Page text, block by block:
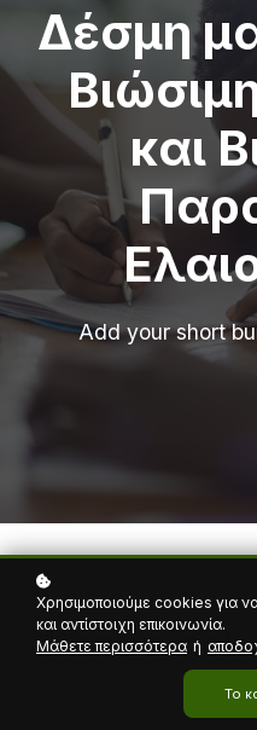
Δέσμη
και
Add your short
What's
Χρησιμοποιούμε cookies για
και αντίστοιχη επικοινωνία.
Μάθετε περισσότερα ή
Το